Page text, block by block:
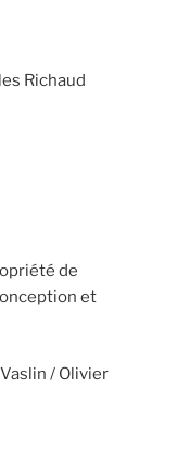
Richaud
de
et
/ Olivier